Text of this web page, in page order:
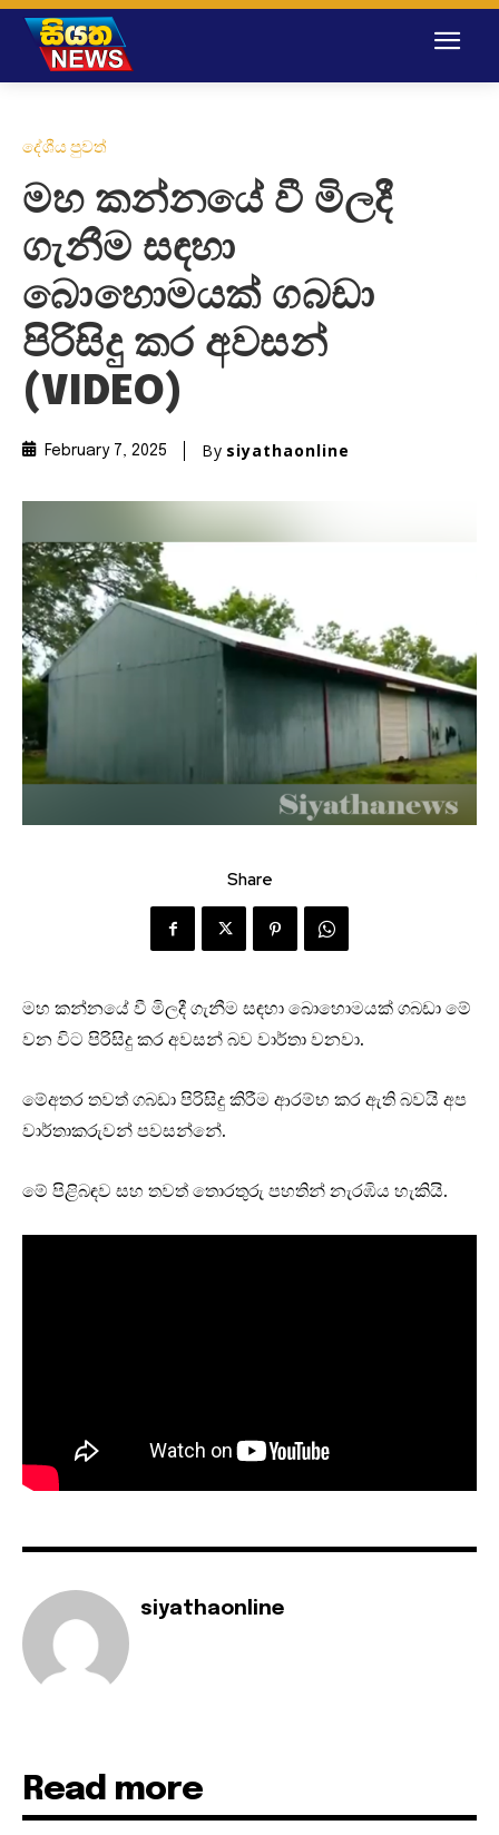
දේශීය පුවත්
මහ කන්නයේ වී මිලදී
ගැනීම සඳහා
බොහොමයක් ගබඩා
පිරිසිදු කර අවසන්
(VIDEO)
February 7, 2025 By siyathaonline
Share
මහ කන්නයේ වී මිලදී ගැනීම සඳහා බොහොමයක් ගබඩා මේ
වන විට පිරිසිදු කර අවසන් බව වාර්තා වනවා.
මේඅතර තවත් ගබඩා පිරිසිදු කිරීම ආරම්භ කර ඇති බවයි අප
වාර්තාකරුවන් පවසන්නේ.
මේ පිළිබඳව සහ තවත් තොරතුරු පහතින් නැරඹිය හැකියි.
siyathaonline
Read more